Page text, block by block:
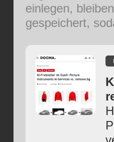
einlegen,
gespeichert,